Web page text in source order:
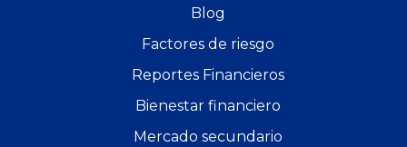
Blog
Factores de riesgo
Reportes Financieros
Bienestar financiero
Mercado secundario